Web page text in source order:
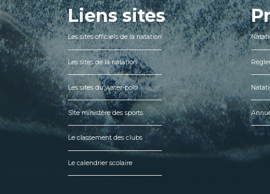
Liens sites
Les sites officiels de la natation
Les sites de la natation
Les sites du water-polo
Site ministère des sports
Le classement des clubs
Le calendrier scolaire